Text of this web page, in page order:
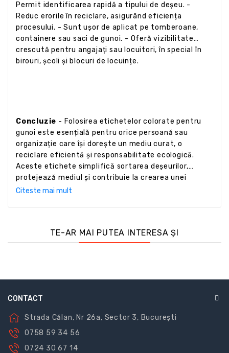
Permit identificarea rapidă a tipului de deșeu. -
Reduc erorile în reciclare, asigurând eficiența
procesului. - Sunt ușor de aplicat pe tomberoane,
containere sau saci de gunoi. - Oferă vizibilitate
crescută pentru angajați sau locuitori, în special în
birouri, școli și blocuri de locuințe.
Concluzie - Folosirea etichetelor colorate pentru
gunoi este esențială pentru orice persoană sau
organizație care își dorește un mediu curat, o
reciclare eficientă și responsabilitate ecologică.
Aceste etichete simplifică sortarea deșeurilor,
protejează mediul și contribuie la crearea unei
comunități sustenabile. Investește în etichete de
Citeste mai mult
TE-AR MAI PUTEA INTERESA ȘI
CONTACT
Strada Călan, Nr 26a, Sector 3, București
0758 59 34 56
0724 30 67 14